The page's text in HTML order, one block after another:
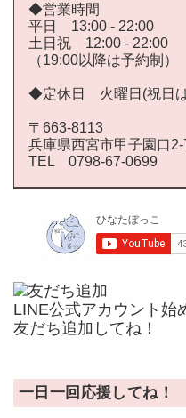
◆営業時間
平日 13:00 - 22:00
土日祝 12:00 - 22:00
（19:00以降は予約制）
◆定休日 火曜日(祝日は
〒663-8113
兵庫県西宮市甲子園口
TEL 0798-67-0699
LINE公式アカウント始
友だち追加してね！
一日一回応援してね！